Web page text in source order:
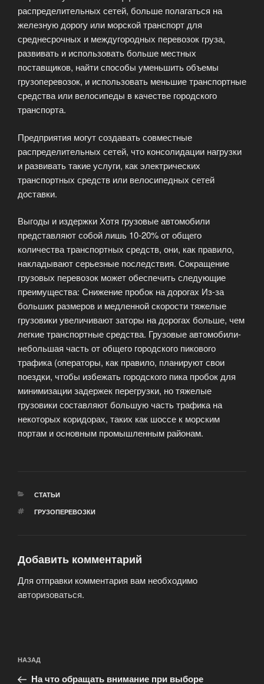
распределительных сетей, больше полагаться на
железную дорогу или морской транспорт для
среднесрочных и междугородных перевозок груза,
развивать и использовать больше местных
поставщиков, найти способы уменьшить объемы
грузоперевозок, и использовать меньшие транспортные
средства или велосипеды в качестве городского
транспорта.
Предприятия могут создавать совместные
распределительных сетей, что консолидации нагрузки
и развивать такие услуги, как электрических
транспортных средств или велосипедных сетей
доставки.
Выгоды и издержки Хотя грузовые автомобили
представляют собой лишь 10-20% от общего
количества транспортных средств, они, как правило,
накладывают серьезные последствия. Сокращение
грузовых перевозок может обеспечить следующие
преимущества: Снижение пробок на дорогах Из-за
больших размеров и медленной скорости тяжелые
грузовики увеличивают заторы на дорогах больше, чем
легкие транспортные средства. Грузовые автомобили-
небольшая часть от общего городского пикового
трафика (операторы, как правило, планируют свои
поездки, чтобы избежать городского пика пробок для
минимизации задержек перегрузки, но тяжелые
грузовики составляют большую часть трафика на
некоторых коридорах, таких как шоссе к морским
портам и основным промышленным районам.
РУБРИКИ
СТАТЬИ
МЕТКИ
ГРУЗОПЕРЕВОЗКИ
Добавить комментарий
Для отправки комментария вам необходимо
авторизоваться.
по
Предыдущая
запись:
НАЗАД
На что обращать внимание при выборе